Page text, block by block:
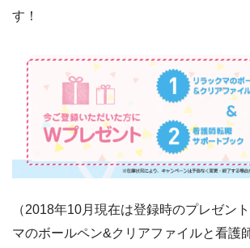
す！
（2018年10月現在は登録時のプレゼン
マのボールペン&クリアファイルと看護